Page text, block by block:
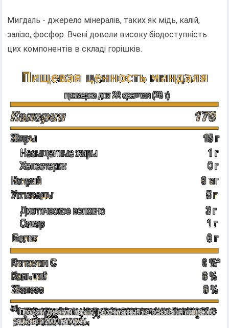
Мигдаль - джерело мінералів, таких як мідь, калій,
залізо, фосфор. Вчені довели високу біодоступність
цих компонентів в складі горішків.